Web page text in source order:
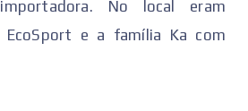
No local eram
EcoSport e a família Ka com